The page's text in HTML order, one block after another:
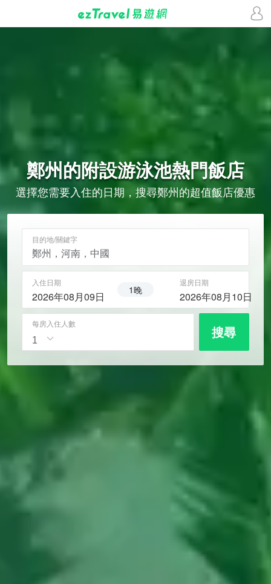
鄭州的附設游泳池熱門飯店
選擇您需要入住的日期，搜尋鄭州的超值飯店優惠
目的地/關鍵字
入住日期
2026年08月09日 1晚
退房日期
2026年08月10日
每房入住人數 搜尋